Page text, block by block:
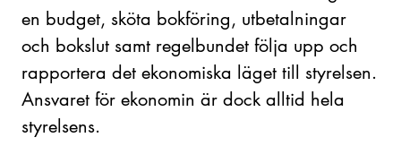
en budget, sköta bokföring, utbetalningar
och bokslut samt regelbundet följa upp och
rapportera det ekonomiska läget till styrelsen.
Ansvaret för ekonomin är dock alltid hela
styrelsens.